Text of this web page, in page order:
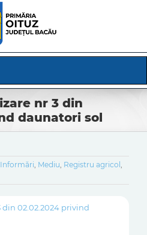
nr 3 din
daunatori sol
Informări, Mediu, Registru agricol ,
02.02.2024 privind